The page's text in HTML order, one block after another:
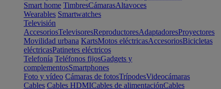
Smart home TimbresCámarasAltavoces
Wearables Smartwatches
Televisión
AccesoriosTelevisoresReproductoresAdaptadoresProyectores
Movilidad urbana KartsMotos eléctricasAccesoriosBicicletas
eléctricasPatinetes eléctricos
Telefonía Teléfonos fijosGadgets y
complementosSmartphones
Foto y vídeo Cámaras de fotosTrípodesVideocámaras
Cables Cables HDMICables de alimentaciónCables